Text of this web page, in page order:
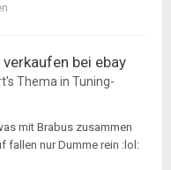
bei ebay
's Thema in Tuning-
mit Brabus zusammen
fallen nur Dumme rein :lol: